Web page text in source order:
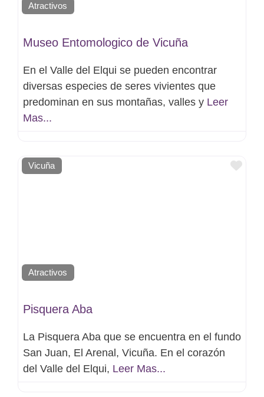
Atractivos
Museo Entomologico de Vicuña
En el Valle del Elqui se pueden encontrar
diversas especies de seres vivientes que
predominan en sus montañas, valles y Leer
Mas...
Vicuña
Atractivos
Pisquera Aba
La Pisquera Aba que se encuentra en el fundo
San Juan, El Arenal, Vicuña. En el corazón
del Valle del Elqui, Leer Mas...